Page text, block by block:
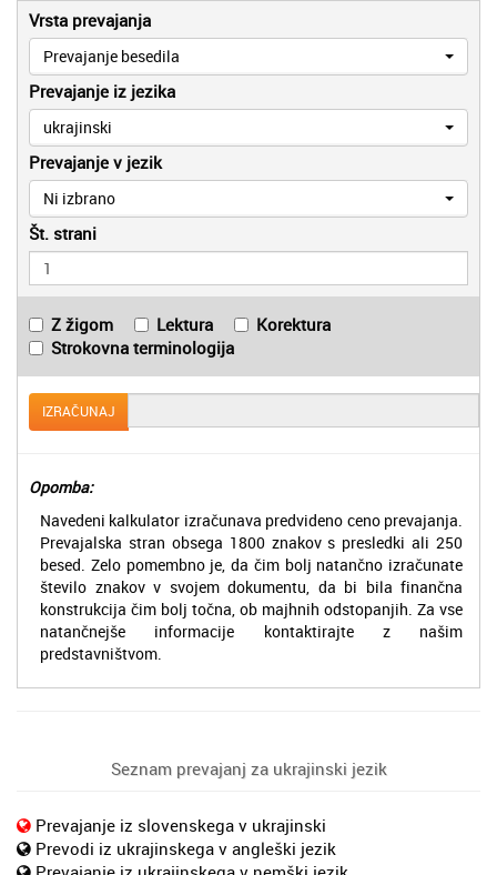
Vrsta prevajanja
Prevajanje besedila
Prevajanje iz jezika
ukrajinski
Prevajanje v jezik
Ni izbrano
Št. strani
Z žigom Lektura
Korektura
Strokovna terminologija
IZRAČUNAJ
Opomba:
Navedeni kalkulator izračunava predvideno ceno prevajanja.
Prevajalska stran obsega 1800 znakov s presledki ali 250
besed. Zelo pomembno je, da čim bolj natančno izračunate
število znakov v svojem dokumentu, da bi bila finančna
konstrukcija čim bolj točna, ob majhnih odstopanjih. Za vse
natančnejše informacije kontaktirajte z našim
predstavništvom.
Seznam prevajanj za ukrajinski jezik
Prevajanje iz slovenskega v ukrajinski
Prevodi iz ukrajinskega v angleški jezik